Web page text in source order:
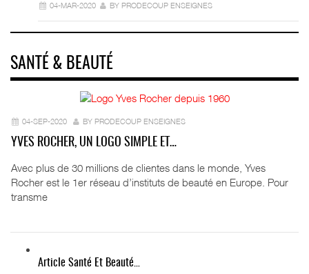
04-MAR-2020 BY PRODECOUP ENSEIGNES
SANTÉ & BEAUTÉ
04-SEP-2020 BY PRODECOUP ENSEIGNES
YVES ROCHER, UN LOGO SIMPLE ET…
Avec plus de 30 millions de clientes dans le monde, Yves
Rocher est le 1er réseau d’instituts de beauté en Europe. Pour
transme
Article Santé Et Beauté…